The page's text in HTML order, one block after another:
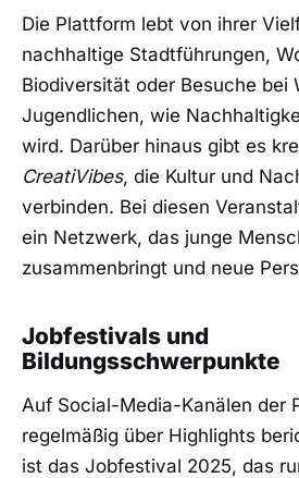
Die Plattform lebt von ihrer
nachhaltige Stadtführungen,
Biodiversität oder Besuche bei
Jugendlichen, wie
wird. Darüber hinaus gibt es
CreatiVibes, die Kultur und
verbinden. Bei diesen
ein Netzwerk, das junge
zusammenbringt und neue
Jobfestivals und
Bildungsschwerpunkte
Auf Social-Media-Kanälen der
regelmäßig über Highlights
ist das Jobfestival 2025, das